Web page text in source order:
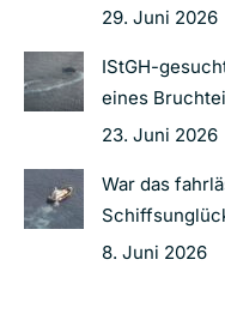
29. Juni 2026
IStGH-
eines
23. Juni 2026
War das
8. Juni 2026